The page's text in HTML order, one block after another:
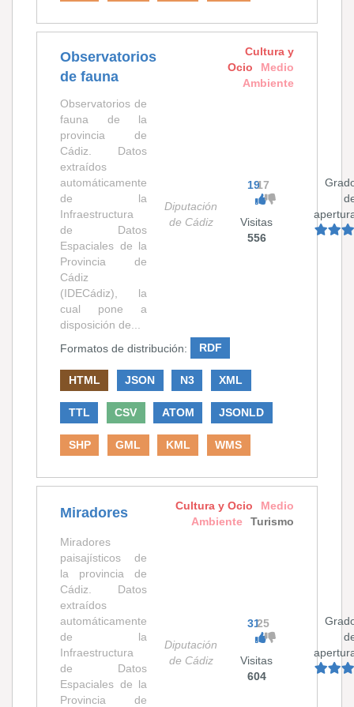
Observatorios
de fauna
Cultura y
Ocio
Medio
Ambiente
Observatorios de
fauna de la
provincia de
Cádiz. Datos
extraídos
automáticamente
de la
Infraestructura
de Datos
Espaciales de la
Provincia de
Cádiz
(IDECádiz), la
cual pone a
disposición de...
Diputación
de Cádiz
1917
Visitas
556
Formatos de distribución: RDF
HTML JSON N3 XML
TTL CSV ATOM JSONLD
SHP GML KML WMS
Miradores Cultura y Ocio
Medio
Ambiente
Turismo
Miradores
paisajísticos de
la provincia de
Cádiz. Datos
extraídos
automáticamente
de la
Infraestructura
de Datos
Espaciales de la
Provincia de
Diputación
de Cádiz
3125
Visitas
604